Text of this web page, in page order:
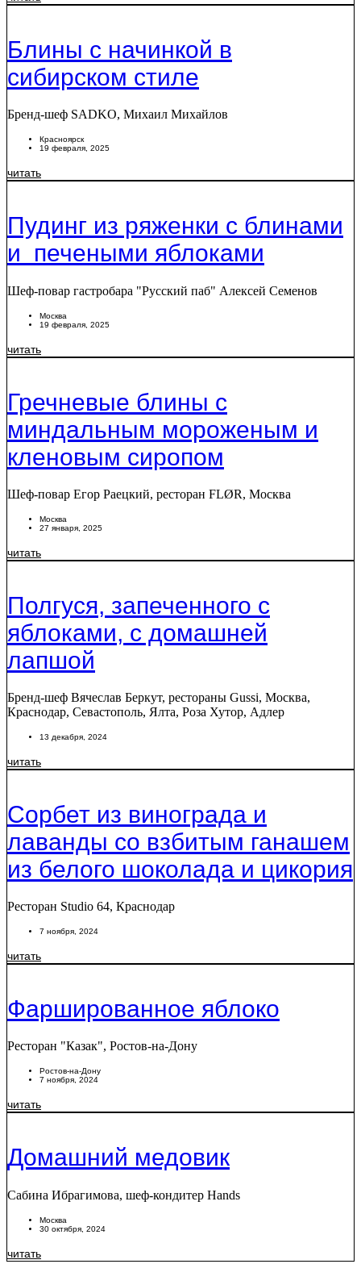
Блины с начинкой в
сибирском стиле
Бренд-шеф SADKO, Михаил Михайлов
Красноярск
19 февраля, 2025
читать
Пудинг из ряженки с блинами
и печеными яблоками
Шеф-повар гастробара "Русский паб" Алексей Семенов
Москва
19 февраля, 2025
читать
Гречневые блины с
миндальным мороженым и
кленовым сиропом
Шеф-повар Егор Раецкий, ресторан FLØR, Москва
Москва
27 января, 2025
читать
Полгуся, запеченного с
яблоками, с домашней
лапшой
Бренд-шеф Вячеслав Беркут, рестораны Gussi, Москва,
Краснодар, Севастополь, Ялта, Роза Хутор, Адлер
13 декабря, 2024
читать
Сорбет из винограда и
лаванды со взбитым ганашем
из белого шоколада и цикория
Ресторан Studio 64, Краснодар
7 ноября, 2024
читать
Фаршированное яблоко
Ресторан "Казак", Ростов-на-Дону
Ростов-на-Дону
7 ноября, 2024
читать
Домашний медовик
Сабина Ибрагимова, шеф-кондитер Hands
Москва
30 октября, 2024
читать